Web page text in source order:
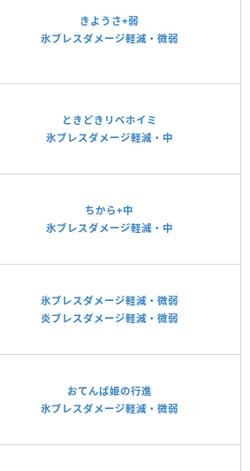
きようさ+弱
氷ブレスダメージ軽減・微弱
ときどきリベホイミ
氷ブレスダメージ軽減・中
ちから+中
氷ブレスダメージ軽減・中
氷ブレスダメージ軽減・微弱
炎ブレスダメージ軽減・微弱
おてんば姫の行進
氷ブレスダメージ軽減・微弱